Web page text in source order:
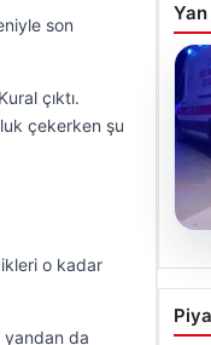
son
çıktı.
çekerken şu
o kadar
yandan da